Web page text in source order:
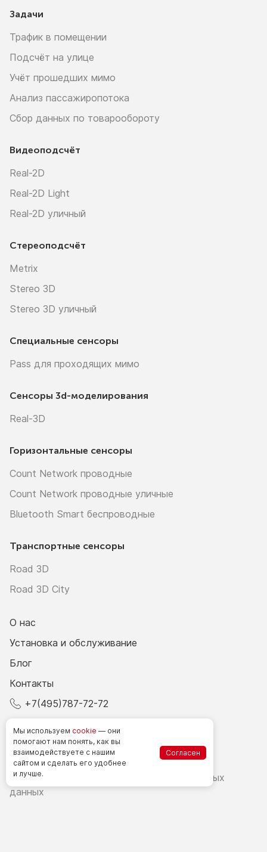
Задачи
Трафик в помещении
Подсчёт на улице
Учёт прошедших мимо
Анализ пассажиропотока
Сбор данных по товарообороту
Видеоподсчёт
Real-2D
Real-2D Light
Real-2D уличный
Стереоподсчёт
Metrix
Stereo 3D
Stereo 3D уличный
Специальные сенсоры
Pass для проходящих мимо
Сенсоры 3d-моделирования
Real-3D
Горизонтальные сенсоры
Count Network проводные
Count Network проводные уличные
Bluetooth Smart беспроводные
Транспортные сенсоры
Road 3D
Road 3D City
О нас
Установка и обслуживание
Блог
Контакты
+7(495)787-72-72
Счетчики посетителей в РФ
Политика в области обработки персональных
данных
Мы используем cookie — они
помогают нам понять, как вы
взаимодействуете с нашим
сайтом и сделать его удобнее
и лучше.
Согласен